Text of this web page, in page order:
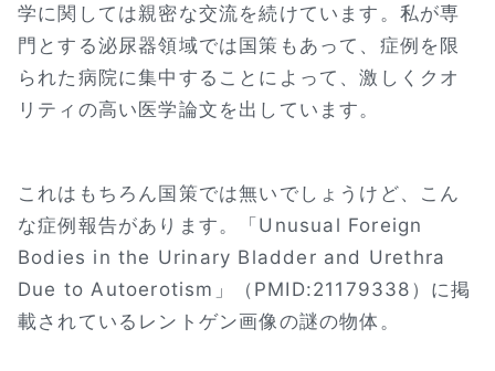
学に関しては親密な交流を続けています。私が専
門とする泌尿器領域では国策もあって、症例を限
られた病院に集中することによって、激しくクオ
リティの高い医学論文を出しています。
これはもちろん国策では無いでしょうけど、こん
な症例報告があります。「Unusual Foreign
Bodies in the Urinary Bladder and Urethra
Due to Autoerotism」（PMID:21179338）に掲
載されているレントゲン画像の謎の物体。